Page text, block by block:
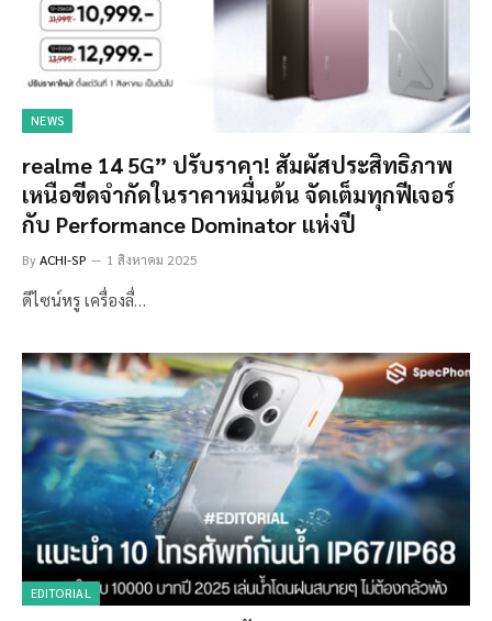
NEWS
realme 14 5G” ปรับราคา! สัมผัสประสิทธิภาพ
เหนือขีดจำกัดในราคาหมื่นต้น จัดเต็มทุกฟีเจอร์
กับ Performance Dominator แห่งปี
ByACHI-SP 1 สิงหาคม 2025
ดีไซน์หรู เครื่องลื่…
EDITORIAL